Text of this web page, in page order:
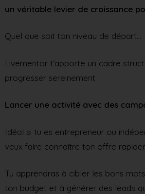
un véritable levier de croissance
Quel que soit ton niveau de départ…
Livementor t’apporte un cadre
progresser sereinement.
Lancer une activité avec des
Idéal si tu es entrepreneur ou
veux faire connaître ton offre
Tu apprendras à cibler les bons
ton budget et à générer des leads